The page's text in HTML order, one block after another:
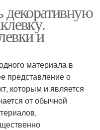
и
материала в
представление о
которым и является
от обычной